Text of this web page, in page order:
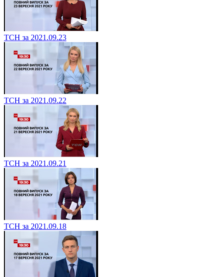
ТСН за 2021.09.23
ТСН за 2021.09.22
ТСН за 2021.09.21
ТСН за 2021.09.18